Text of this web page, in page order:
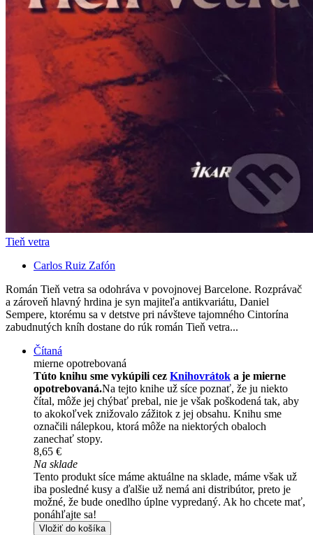
Tieň vetra
Carlos Ruiz Zafón
Román Tieň vetra sa odohráva v povojnovej Barcelone. Rozprávač
a zároveň hlavný hrdina je syn majiteľa antikvariátu, Daniel
Sempere, ktorému sa v detstve pri návšteve tajomného Cintorína
zabudnutých kníh dostane do rúk román Tieň vetra...
Čítaná
mierne opotrebovaná
Túto knihu sme vykúpili cez Knihovrátok a je mierne
opotrebovaná.Na tejto knihe už síce poznať, že ju niekto
čítal, môže jej chýbať prebal, nie je však poškodená tak, aby
to akokoľvek znižovalo zážitok z jej obsahu. Knihu sme
označili nálepkou, ktorá môže na niektorých obaloch
zanechať stopy.
8,65 €
Na sklade
Tento produkt síce máme aktuálne na sklade, máme však už
iba posledné kusy a ďalšie už nemá ani distribútor, preto je
možné, že bude onedlho úplne vypredaný. Ak ho chcete mať,
ponáhľajte sa!
Vložiť do košíka